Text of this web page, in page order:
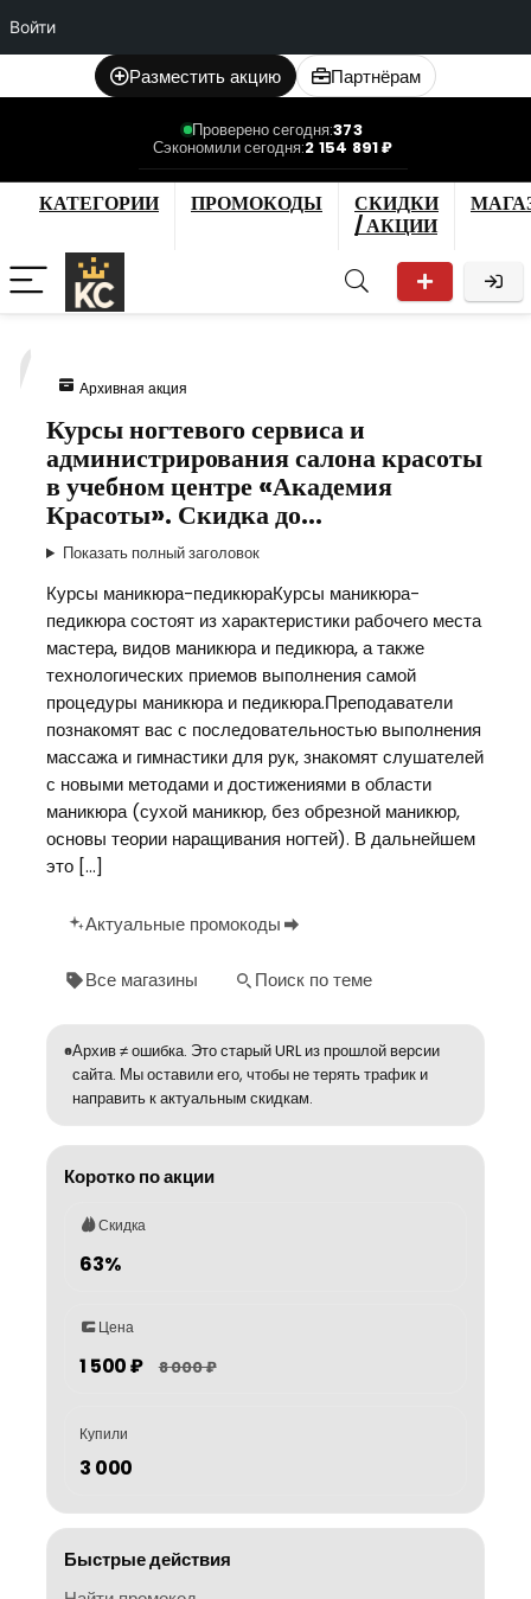
Войти
Разместить акцию Партнёрам
Проверено сегодня:373
Сэкономили сегодня:2 154 891 ₽
КАТЕГОРИИ ПРОМОКОДЫ
СКИДКИ
/ АКЦИИ
Архивная акция
Курсы ногтевого сервиса и
администрирования салона красоты
в учебном центре «Академия
Красоты». Скидка до…
Показать полный заголовок
Курсы маникюра-педикюраКурсы маникюра-
педикюра состоят из характеристики рабочего места
мастера, видов маникюра и педикюра, а также
технологических приемов выполнения самой
процедуры маникюра и педикюра.Преподаватели
познакомят вас с последовательностью выполнения
массажа и гимнастики для рук, знакомят слушателей
с новыми методами и достижениями в области
маникюра (сухой маникюр, без обрезной маникюр,
основы теории наращивания ногтей). В дальнейшем
это […]
Актуальные промокоды
Все магазины Поиск по теме
Архив ≠ ошибка. Это старый URL из прошлой версии
сайта. Мы оставили его, чтобы не терять трафик и
направить к актуальным скидкам.
Коротко по акции
Скидка
63%
Цена
1 500 ₽ 8 000 ₽
Купили
3 000
Быстрые действия